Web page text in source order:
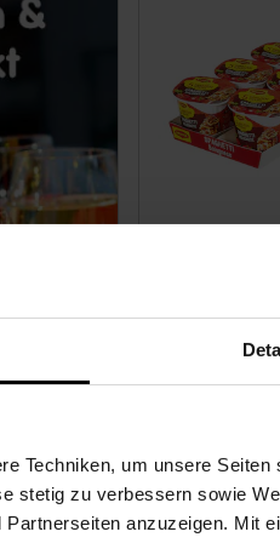
Techniken, um unsere
stetig zu verbessern sowie
anzuzeigen. Mit